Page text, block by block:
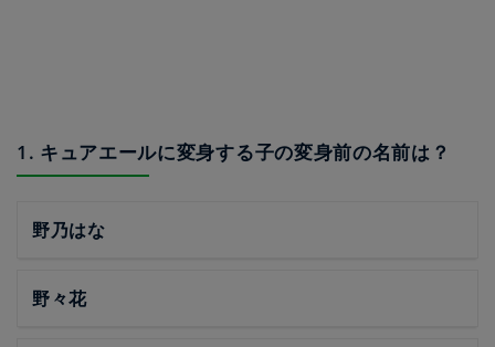
1. キュアエールに変身する子の変身前の名前は？
野乃はな
野々花